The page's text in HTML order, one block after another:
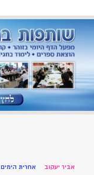
אביר יעקוב אחרית הימים